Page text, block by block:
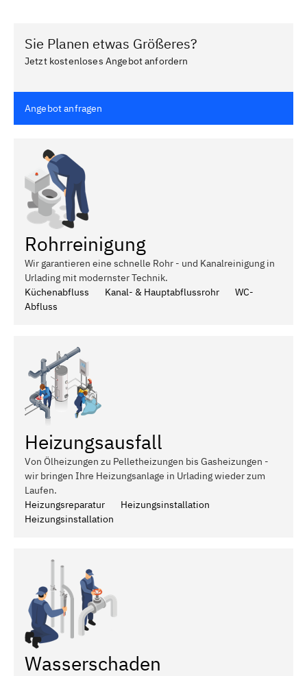
Sie Planen etwas Größeres?
Jetzt kostenloses Angebot anfordern
Angebot anfragen
Rohrreinigung
Wir garantieren eine schnelle Rohr - und Kanalreinigung in
Urlading mit modernster Technik.
Küchenabfluss
Kanal- & Hauptabflussrohr
WC-
Abfluss
Heizungsausfall
Von Ölheizungen zu Pelletheizungen bis Gasheizungen -
wir bringen Ihre Heizungsanlage in Urlading wieder zum
Laufen.
Heizungsreparatur
Heizungsinstallation
Heizungsinstallation
Wasserschaden